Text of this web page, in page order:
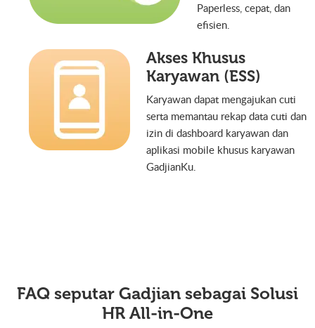
Paperless, cepat, dan
efisien.
Akses Khusus
Karyawan (ESS)
Karyawan dapat mengajukan cuti
serta memantau rekap data cuti dan
izin di dashboard karyawan dan
aplikasi mobile khusus karyawan
GadjianKu.
FAQ seputar Gadjian sebagai Solusi
HR All-in-One